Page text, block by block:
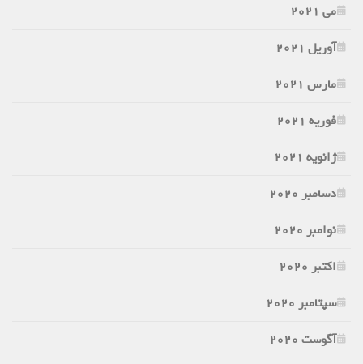
می 2021
آوریل 2021
مارس 2021
فوریه 2021
ژانویه 2021
دسامبر 2020
نوامبر 2020
اکتبر 2020
سپتامبر 2020
آگوست 2020